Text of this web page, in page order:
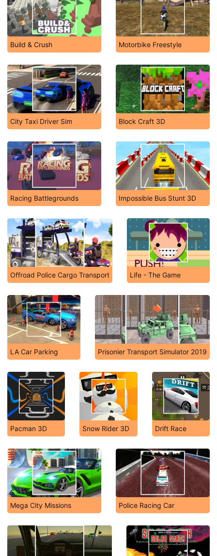
Build & Crush Motorbike Freestyle
City Taxi Driver Sim Block Craft 3D
Racing Battlegrounds Impossible Bus Stunt 3D
Offroad Police Cargo Transport Life - The Game
LA Car Parking Prisonier Transport Simulator 2019
Pacman 3D Snow Rider 3D Drift Race
Mega City Missions Police Racing Car